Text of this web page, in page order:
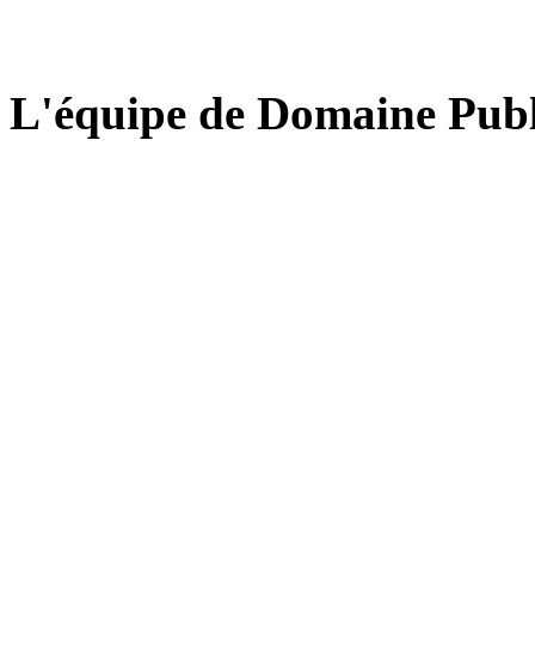
L'équipe de Domaine